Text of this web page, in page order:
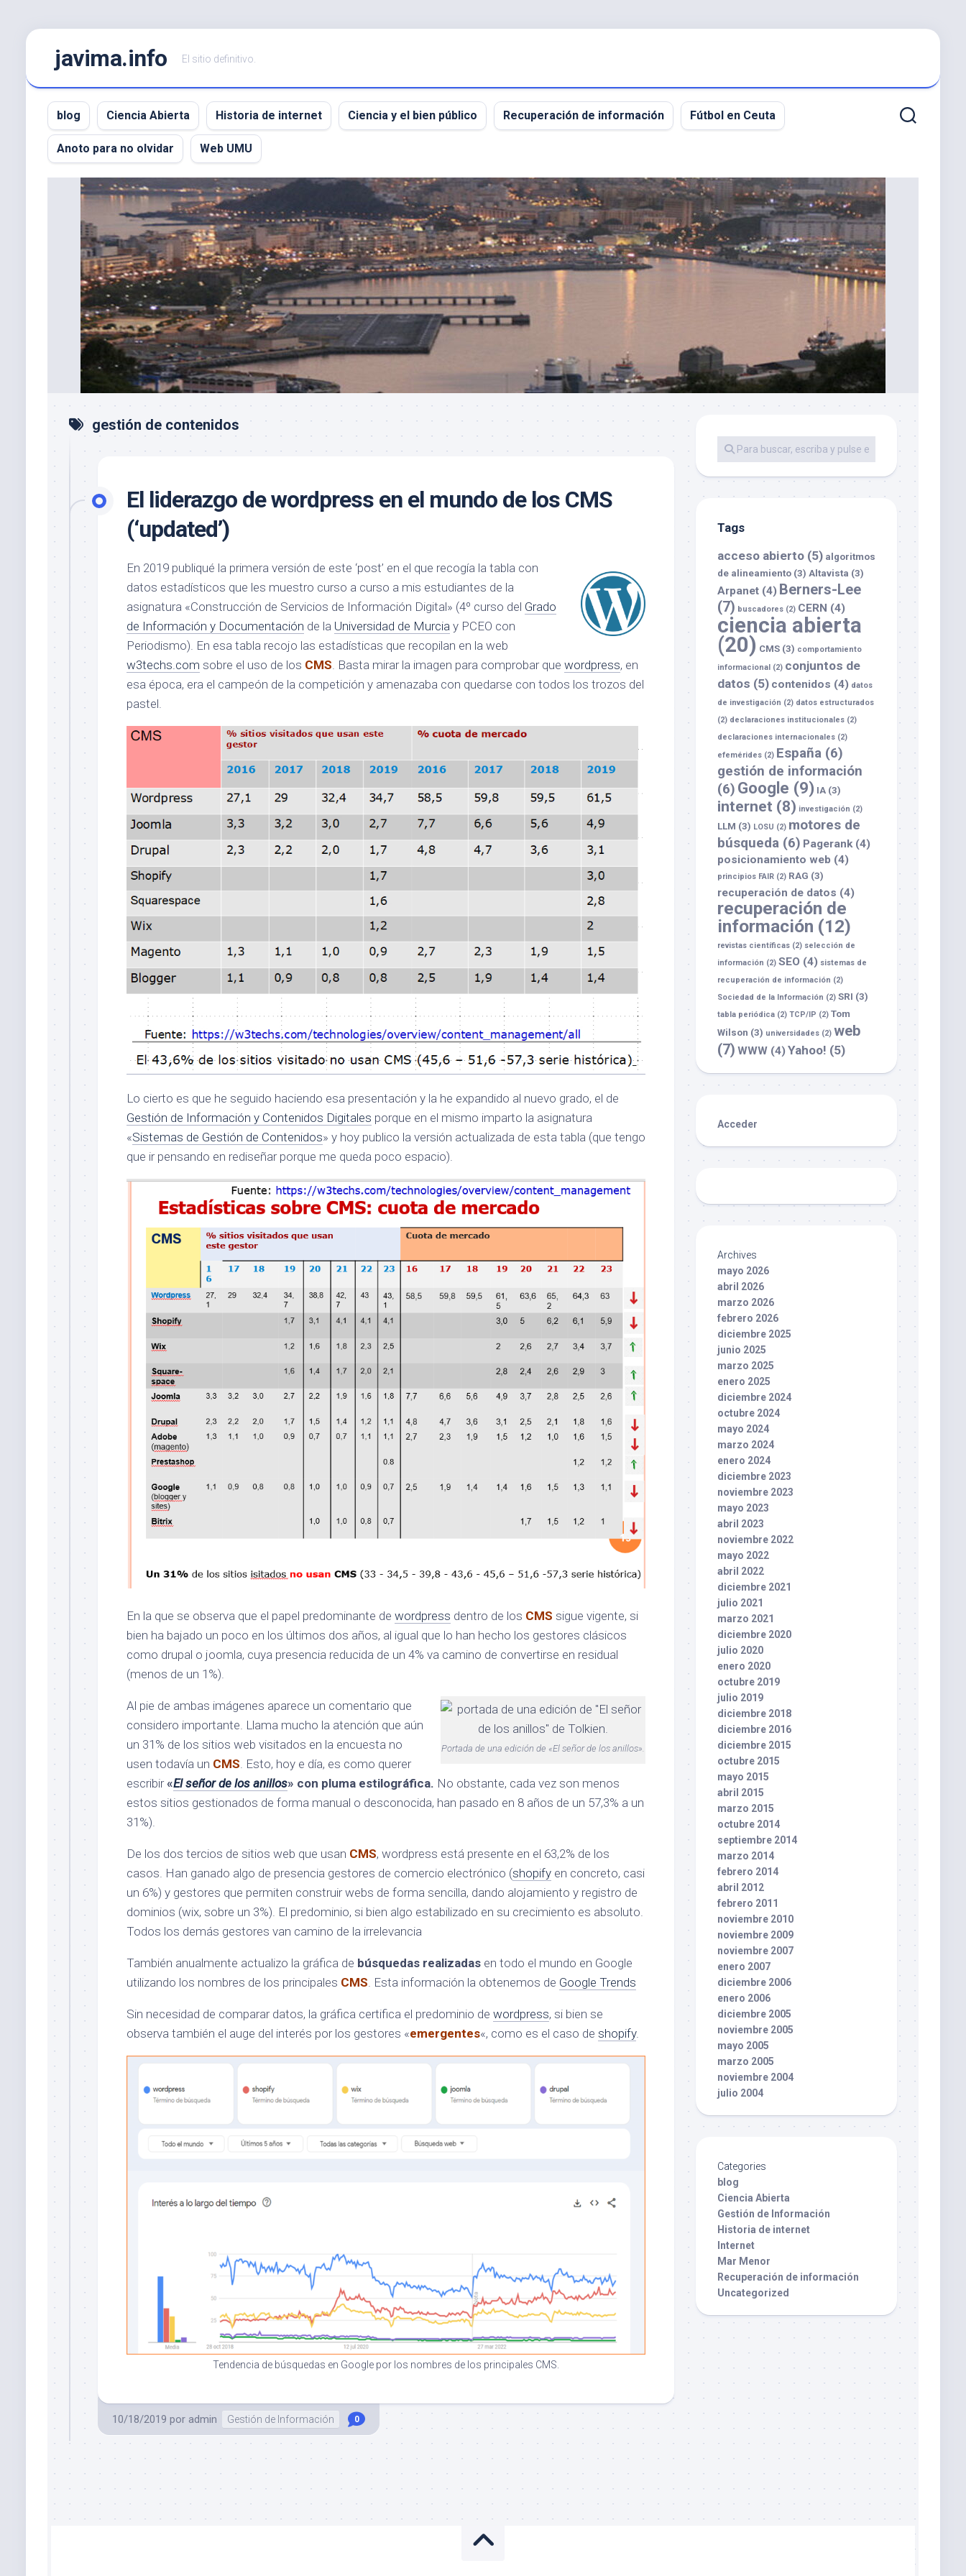
Saltar
javima.info El sitio definitivo.
blog Ciencia Abierta Historia de internet Ciencia y el bien público Recuperación de información Fútbol en Ceuta
Anoto para no olvidar Web UMU
gestión de contenidos
El liderazgo de wordpress en el mundo de los CMS
(‘updated’)
En 2019 publiqué la primera versión de este ‘post’ en el que recogía la tabla con
datos estadísticos que les muestro curso a curso a mis estudiantes de la
asignatura «Construcción de Servicios de Información Digital» (4º curso del Grado
de Información y Documentación de la Universidad de Murcia y PCEO con
Periodismo). En esa tabla recojo las estadísticas que recopilan en la web
w3techs.com sobre el uso de los CMS. Basta mirar la imagen para comprobar que wordpress, en
esa época, era el campeón de la competición y amenazaba con quedarse con todos los trozos del
pastel.
Lo cierto es que he seguido haciendo esa presentación y la he expandido al nuevo grado, el de
Gestión de Información y Contenidos Digitales porque en el mismo imparto la asignatura
«Sistemas de Gestión de Contenidos» y hoy publico la versión actualizada de esta tabla (que tengo
que ir pensando en rediseñar porque me queda poco espacio).
En la que se observa que el papel predominante de wordpress dentro de los CMS sigue vigente, si
bien ha bajado un poco en los últimos dos años, al igual que lo han hecho los gestores clásicos
como drupal o joomla, cuya presencia reducida de un 4% va camino de convertirse en residual
(menos de un 1%).
Portada de una edición de «El señor de los anillos».
Al pie de ambas imágenes aparece un comentario que
considero importante. Llama mucho la atención que aún
un 31% de los sitios web visitados en la encuesta no
usen todavía un CMS . Esto, hoy e día, es como querer
escribir«El señor de los anillos» con pluma estilográfica. No obstante, cada vez son menos
estos sitios gestionados de forma manual o desconocida, han pasado en 8 años de un 57,3% a un
31%).
De los dos tercios de sitios web que usan CMS, wordpress está presente en el 63,2% de los
casos. Han ganado algo de presencia gestores de comercio electrónico (shopify en concreto, casi
un 6%) y gestores que permiten construir webs de forma sencilla, dando alojamiento y registro de
dominios (wix, sobre un 3%). El predominio, si bien algo estabilizado en su crecimiento es absoluto.
Todos los demás gestores van camino de la irrelevancia
También anualmente actualizo la gráfica de búsquedas realizadas en todo el mundo en Google
utilizando los nombres de los principales CMS . Esta información la obtenemos de Google Trends
Sin necesidad de comparar datos, la gráfica certifica el predominio de wordpress, si bien se
observa también el auge del interés por los gestores «emergentes«, como es el caso de shopify.
Tendencia de búsquedas en Google por los nombres de los principales CMS.
10/18/2019 por admin Gestión de Información 0
Tags
acceso abierto (5) algoritmos
de alineamiento (3) Altavista (3)
Arpanet (4) Berners-Lee
(7) buscadores (2) CERN (4)
ciencia abierta
(20) CMS (3) comportamiento
informacional (2) conjuntos de
datos (5) contenidos (4) datos
de investigación (2) datos estructurados
(2) declaraciones institucionales (2)
declaraciones internacionales (2)
efemérides (2) España (6)
gestión de información
(6) Google (9) IA (3)
internet (8) investigación (2)
LLM (3) LOSU (2) motores de
búsqueda (6) Pagerank(4)
posicionamiento web (4)
principios FAIR (2) RAG (3)
recuperación de datos (4)
recuperación de
información (12)
revistas científicas (2) selección de
información (2) SEO (4) sistemas de
recuperación de información (2)
Sociedad de la Información (2) SRI (3)
tabla periódica (2) TCP/IP (2) Tom
Wilson (3) universidades (2) web
(7) WWW (4)Yahoo! (5)
Acceder
Archives
mayo 2026
abril 2026
marzo 2026
febrero 2026
diciembre 2025
junio 2025
marzo 2025
enero 2025
diciembre 2024
octubre 2024
mayo 2024
marzo 2024
enero 2024
diciembre 2023
noviembre 2023
mayo 2023
abril 2023
noviembre 2022
mayo 2022
abril 2022
diciembre 2021
julio 2021
marzo 2021
diciembre 2020
julio 2020
enero 2020
octubre 2019
julio 2019
diciembre 2018
diciembre 2016
diciembre 2015
octubre 2015
mayo 2015
abril 2015
marzo 2015
octubre 2014
septiembre 2014
marzo 2014
febrero 2014
abril 2012
febrero 2011
noviembre 2010
noviembre 2009
noviembre 2007
enero 2007
diciembre 2006
enero 2006
diciembre 2005
noviembre 2005
mayo 2005
marzo 2005
noviembre 2004
julio 2004
Categories
blog
Ciencia Abierta
Gestión de Información
Historia de internet
Internet
Mar Menor
Recuperación de información
Uncategorized